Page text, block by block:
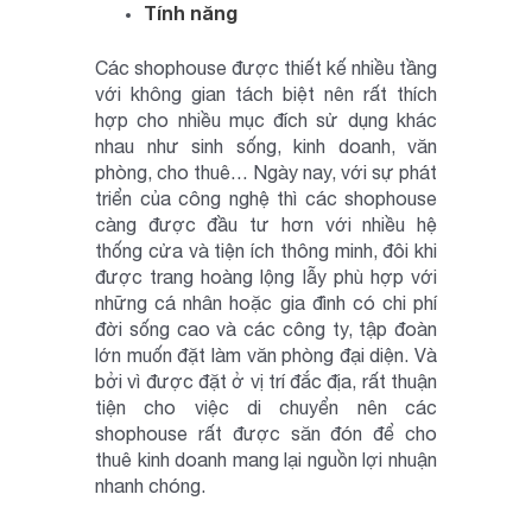
Tính năng
Các shophouse được thiết kế nhiều tầng
với không gian tách biệt nên rất thích
hợp cho nhiều mục đích sử dụng khác
nhau như sinh sống, kinh doanh, văn
phòng, cho thuê… Ngày nay, với sự phát
triển của công nghệ thì các shophouse
càng được đầu tư hơn với nhiều hệ
thống cửa và tiện ích thông minh, đôi khi
được trang hoàng lộng lẫy phù hợp với
những cá nhân hoặc gia đình có chi phí
đời sống cao và các công ty, tập đoàn
lớn muốn đặt làm văn phòng đại diện. Và
bởi vì được đặt ở vị trí đắc địa, rất thuận
tiện cho việc di chuyển nên các
shophouse rất được săn đón để cho
thuê kinh doanh mang lại nguồn lợi nhuận
nhanh chóng.